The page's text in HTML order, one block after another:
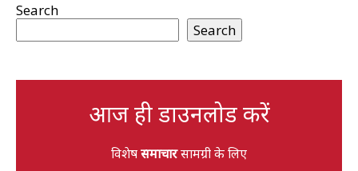
Search
Search
आज ही डाउनलोड करें
विशेषसमाचारसामग्री के लिए